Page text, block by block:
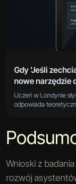
Gdy 'Jeśli
nowe narzędzie
Uczeń w Londynie
odpowiada
Wnioski z
rozwój